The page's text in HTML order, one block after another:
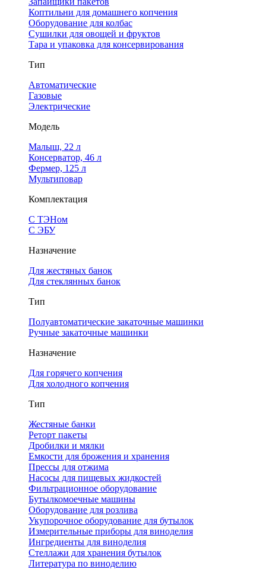
Коптильни для домашнего копчения
Оборудование для колбас
Сушилки для овощей и фруктов
Тара и упаковка для консервирования
Тип
Автоматические
Газовые
Электрические
Модель
Малыш, 22 л
Консерватор, 46 л
Фермер, 125 л
Мультиповар
Комплектация
С ТЭНом
С ЭБУ
Назначение
Для жестяных банок
Для стеклянных банок
Тип
Полуавтоматические закаточные машинки
Ручные закаточные машинки
Назначение
Для горячего копчения
Для холодного копчения
Тип
Жестяные банки
Реторт пакеты
Дробилки и мялки
Емкости для брожения и хранения
Прессы для отжима
Насосы для пищевых жидкостей
Фильтрационное оборудование
Бутылкомоечные машины
Оборудование для розлива
Укупорочное оборудование для бутылок
Измерительные приборы для виноделия
Ингредиенты для виноделия
Стеллажи для хранения бутылок
Литература по виноделию